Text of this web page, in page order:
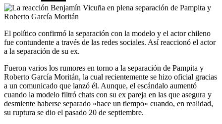
El político confirmó la separación con la modelo y el actor chileno
fue contundente a través de las redes sociales. Así reaccionó el actor
a la separación de su ex.
Fueron varios los rumores en torno a la separación de Pampita y
Roberto García Moritán, la cual recientemente se hizo oficial gracias
a un comunicado que lanzó él. Aunque, el escándalo aumentó
cuando la modelo filtró chats con su ex pareja en las que asegura y
desmiente haberse separado «hace un tiempo» cuando, en realidad,
su ruptura se dio el pasado 20 de septiembre.